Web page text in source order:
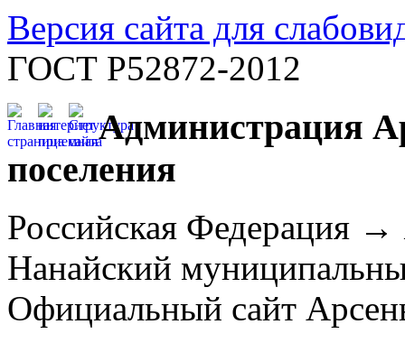
Версия сайта для
ГОСТ Р52872-2012
Администрация
поселения
Российская Федерация
Нанайский
Официальный сайт